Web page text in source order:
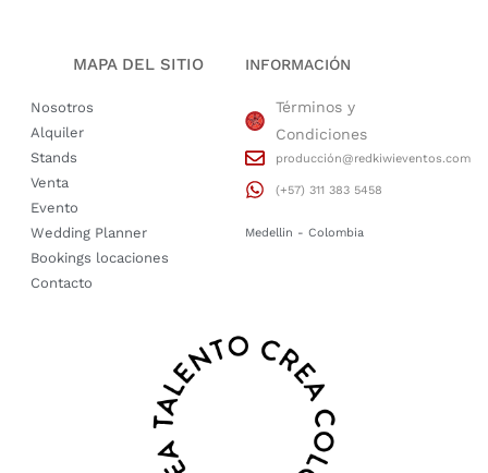
MAPA DEL SITIO
Nosotros
Alquiler
Stands
Venta
Evento
Wedding Planner
Bookings locaciones
Contacto
INFORMACIÓN
Términos y
Condiciones
producción@redkiwieventos.com
(+57) 311 383 5458
Medellin - Colombia